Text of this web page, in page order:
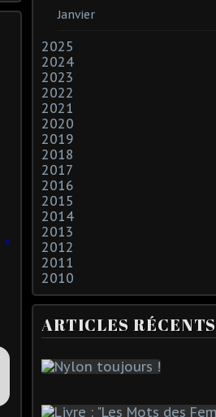
Janvier
2025
2024
2023
2022
2021
2020
2019
2018
2017
2016
2015
2014
2013
2012
2011
2010
ARTICLES RÉCENTS